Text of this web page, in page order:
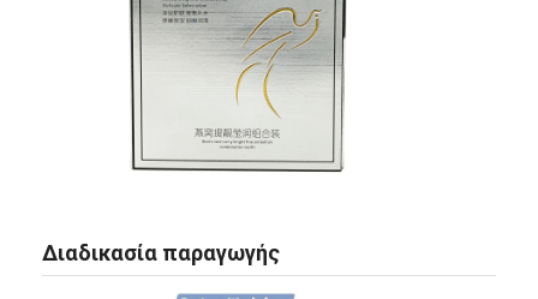
Διαδικασία παραγωγής